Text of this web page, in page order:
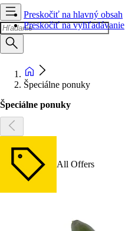
Preskočiť na hlavný obsah
Preskočiť na vyhľadávanie
Špeciálne ponuky
Špeciálne ponuky
All Offers